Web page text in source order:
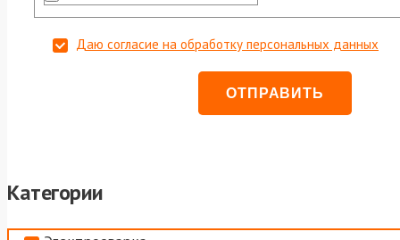
Даю согласие на обработку персональных данных
Категории